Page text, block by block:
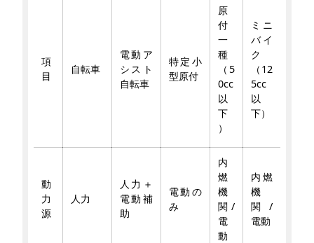
項
目
自転車
電動ア
シスト
自転車
特定小
型原付
原
付
一
種
（5
0cc
以
下
）
ミニ
バイ
ク
（12
5cc
以
下）
動
力
源
人力
人力＋
電動補
助
電動の
み
内
燃
機
関/
電
動
内燃
機
関/
電動